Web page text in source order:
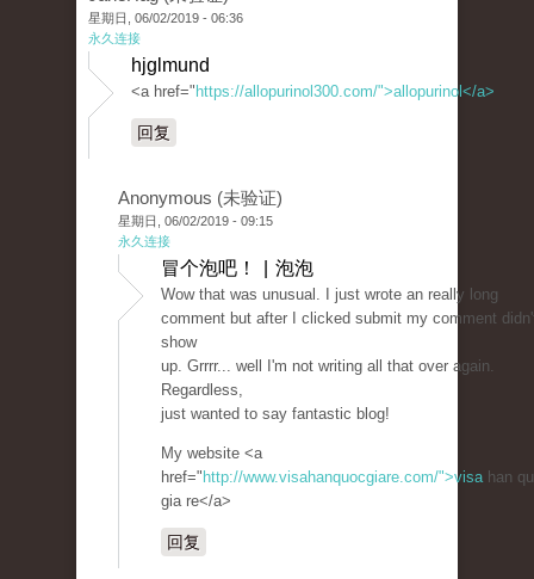
星期日, 06/02/2019 - 06:36
永久连接
hjglmund
<a href=" https://allopurinol300.com/">allopurinol</a>
回复
Anonymous (未验证)
星期日, 06/02/2019 - 09:15
永久连接
冒个泡吧！ | 泡泡
Wow that was unusual. I just wrote an really long
comment but after I clicked submit my comment
show
up. Grrrr... well I'm not writing all that over again.
Regardless,
just wanted to say fantastic blog!
My website <a
href=" http://www.visahanquocgiare.com/">visahan
gia re</a>
回复